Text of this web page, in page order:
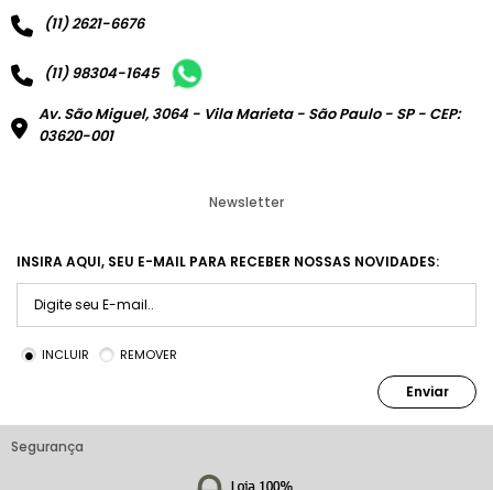
(11) 2621-6676
(11) 98304-1645
Av. São Miguel, 3064 - Vila Marieta - São Paulo - SP - CEP:
03620-001
Newsletter
INSIRA AQUI, SEU E-MAIL PARA RECEBER NOSSAS NOVIDADES:
INCLUIR REMOVER
Enviar
Segurança